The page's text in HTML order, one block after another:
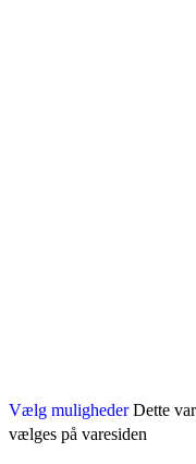
Vælg muligheder Dette
vælges på varesiden